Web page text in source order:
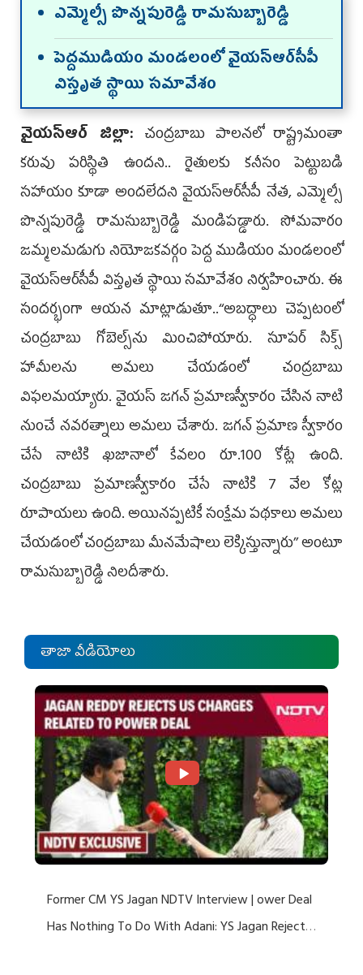
ఎమ్మెల్సీ పొన్నపురెడ్డి రామసుబ్బారెడ్డి
పెద్ద‌ముడియం మండ‌లంలో వైయ‌స్ఆర్‌సీపీ
విస్తృత స్థాయి స‌మావేశం
వైయ‌స్ఆర్ జిల్లా: చంద్రబాబు పాలనలో రాష్ట్రమంతా
కరువు పరిస్థితి ఉందని.. రైతులకు కనీసం పెట్టుబడి
సహాయం కూడా అందలేదని వైయ‌స్ఆర్‌సీపీ నేత‌, ఎమ్మెల్సీ
పొన్న‌పురెడ్డి రామ‌సుబ్బారెడ్డి మండిపడ్డారు. సోమ‌వారం
జ‌మ్మ‌ల‌మ‌డుగు నియోజ‌క‌వ‌ర్గం పెద్ద ముడియం మండ‌లంలో
వైయ‌స్ఆర్‌సీపీ విస్తృత స్థాయి స‌మావేశం నిర్వ‌హించారు. ఈ
సంద‌ర్భంగా ఆయ‌న మాట్లాడుతూ..‘‘అబద్ధాలు చెప్పటంలో
చంద్రబాబు గోబెల్స్‌ను మించిపోయారు. సూపర్ సిక్స్
హామీలను అమలు చేయడంలో చంద్రబాబు
విఫలమయ్యారు. వైయ‌స్ జగన్ ప్రమాణస్వీకారం చేసిన నాటి
నుంచే నవరత్నాలు అమలు చేశారు. జగన్ ప్రమాణ స్వీకారం
చేసే నాటికి ఖజానాలో కేవలం రూ.100 కోట్లే ఉంది.
చంద్రబాబు ప్రమాణస్వీకారం చేసే నాటికి 7 వేల కోట్ల
రూపాయలు ఉంది. అయినప్పటికీ సంక్షేమ పథకాలు అమలు
చేయడంలో చంద్రబాబు మీనమేషాలు లెక్కిస్తున్నారు’’ అంటూ
రామ‌సుబ్బారెడ్డి నిలదీశారు.
తాజా వీడియోలు
Former CM YS Jagan NDTV Interview | ower Deal
Has Nothing To Do With Adani: YS Jagan Rejects